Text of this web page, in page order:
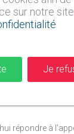
stocks de
rillettes,
la viande, de la
répondre à
sur notre site.
Je